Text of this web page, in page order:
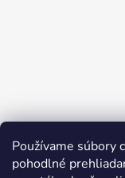
Používame súbory
pohodlné